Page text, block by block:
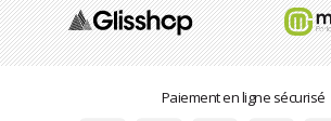
Paiement en ligne sécurisé